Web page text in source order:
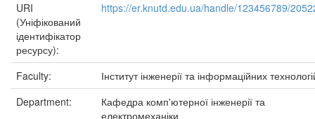
URI
(Уніфікований
ідентифікатор
ресурсу):
https://er.knutd.edu.ua/handle/123456789/
Faculty:
Інститут інженерії та інформаційних
Department:
Кафедра комп'ютерної інженерії та
електромеханіки